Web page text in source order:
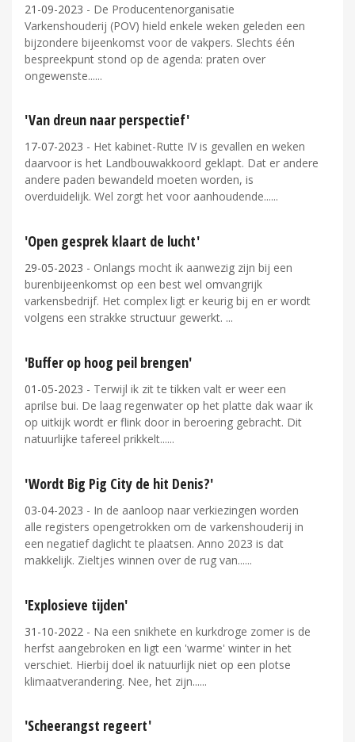
21-09-2023 - De Producentenorganisatie
Varkenshouderij (POV) hield enkele weken geleden een
bijzondere bijeenkomst voor de vakpers. Slechts één
bespreekpunt stond op de agenda: praten over
ongewenste...
'Van dreun naar perspectief'
17-07-2023 - Het kabinet-Rutte IV is gevallen en weken
daarvoor is het Landbouwakkoord geklapt. Dat er andere
andere paden bewandeld moeten worden, is
overduidelijk. Wel zorgt het voor aanhoudende...
'Open gesprek klaart de lucht'
29-05-2023 - Onlangs mocht ik aanwezig zijn bij een
burenbijeenkomst op een best wel omvangrijk
varkensbedrijf. Het complex ligt er keurig bij en er wordt
volgens een strakke structuur gewerkt.
'Buffer op hoog peil brengen'
01-05-2023 - Terwijl ik zit te tikken valt er weer een
aprilse bui. De laag regenwater op het platte dak waar ik
op uitkijk wordt er flink door in beroering gebracht. Dit
natuurlijke tafereel prikkelt...
'Wordt Big Pig City de hit Denis?'
03-04-2023 - In de aanloop naar verkiezingen worden
alle registers opengetrokken om de varkenshouderij in
een negatief daglicht te plaatsen. Anno 2023 is dat
makkelijk. Zieltjes winnen over de rug van...
'Explosieve tijden'
31-10-2022 - Na een snikhete en kurkdroge zomer is de
herfst aangebroken en ligt een 'warme' winter in het
verschiet. Hierbij doel ik natuurlijk niet op een plotse
klimaatverandering. Nee, het zijn...
'Scheerangst regeert'